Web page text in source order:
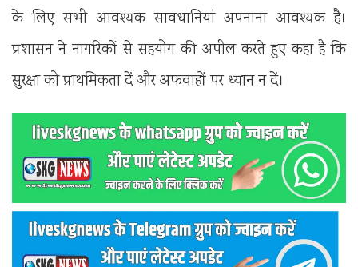
के लिए सभी आवश्यक सावधानियां अपनाना आवश्यक है।
प्रशासन ने नागरिकों से सहयोग की अपील करते हुए कहा है कि
सुरक्षा को प्राथमिकता दें और अफवाहों पर ध्यान न दें।